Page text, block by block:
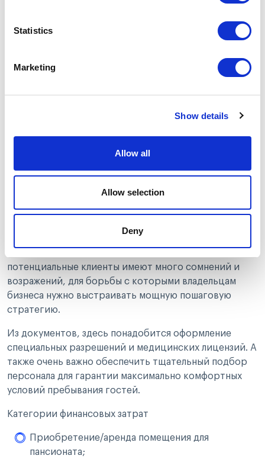
Statistics
Marketing
Show details
Allow all
Allow selection
Deny
это ключевая особенность. Но есть и некоторые
сложности: в обществе существует
отправляют своих родителей-пенсионеров в
потенциальные клиенты имеют много сомнений и
возражений, для борьбы с которыми владельцам
бизнеса нужно выстраивать мощную пошаговую
стратегию.
Из документов, здесь понадобится оформление
специальных разрешений и медицинских лицензий. А
также очень важно обеспечить тщательный подбор
персонала для гарантии максимально комфортных
условий пребывания гостей.
Категории финансовых затрат
Приобретение/аренда помещения для
пансионата;